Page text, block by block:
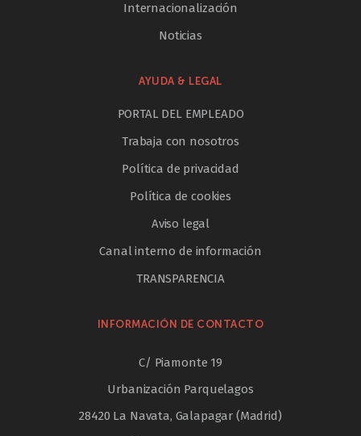
Internacionalización
Noticias
AYUDA & LEGAL
PORTAL DEL EMPLEADO
Trabaja con nosotros
Política de privacidad
Política de cookies
Aviso legal
Canal interno de información
TRANSPARENCIA
INFORMACIÓN DE CONTACTO
C/ Piamonte 19
Urbanización Parquelagos
28420 La Navata, Galapagar (Madrid)